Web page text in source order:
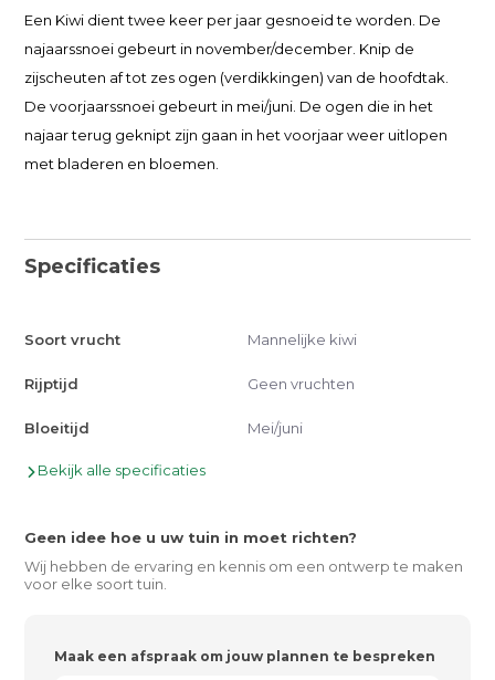
Een Kiwi dient twee keer per jaar gesnoeid te worden. De
najaarssnoei gebeurt in november/december. Knip de
zijscheuten af tot zes ogen (verdikkingen) van de hoofdtak.
De voorjaarssnoei gebeurt in mei/juni. De ogen die in het
najaar terug geknipt zijn gaan in het voorjaar weer uitlopen
met bladeren en bloemen.
Specificaties
Soort vrucht Mannelijke kiwi
Rijptijd Geen vruchten
Bloeitijd Mei/juni
Bekijk alle specificaties
Geen idee hoe u uw tuin in moet richten?
Wij hebben de ervaring en kennis om een ontwerp te maken
voor elke soort tuin.
Maak een afspraak om jouw plannen te bespreken